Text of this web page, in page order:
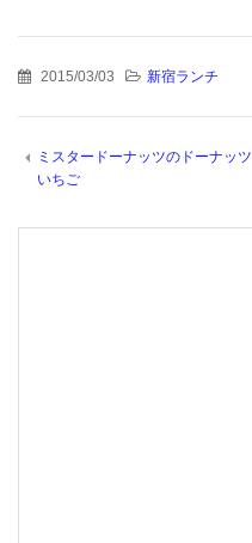
2015/03/03 新宿ランチ
ミスタードーナッツのドーナッツ
いちご